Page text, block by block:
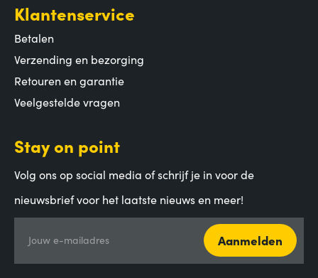
Klantenservice
Betalen
Verzending en bezorging
Retouren en garantie
Veelgestelde vragen
Stay on point
Volg ons op social media of schrijf je in voor de
nieuwsbrief voor het laatste nieuws en meer!
Jouw e-mailadres Aanmelden